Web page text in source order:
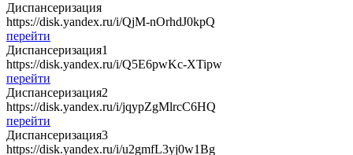
Диспансеризация
https://disk.yandex.ru/i/QjM-nOrhdJ0kpQ
перейти
Диспансеризация1
https://disk.yandex.ru/i/Q5E6pwKc-XTipw
перейти
Диспансеризация2
https://disk.yandex.ru/i/jqypZgMlrcC6HQ
перейти
Диспансеризация3
https://disk.yandex.ru/i/u2gmfL3yj0w1Bg